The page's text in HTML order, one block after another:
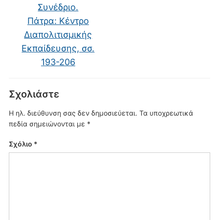
Συνέδριο.
Πάτρα: Κέντρο
Διαπολιτισμικής
Εκπαίδευσης, σσ.
193-206
Σχολιάστε
Η ηλ. διεύθυνση σας δεν δημοσιεύεται. Τα υποχρεωτικά
πεδία σημειώνονται με *
Σχόλιο *